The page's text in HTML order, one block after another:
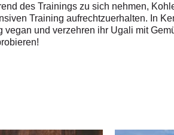
des Trainings zu sich nehmen,
Training aufrechtzuerhalten. In
und verzehren ihr Ugali mit